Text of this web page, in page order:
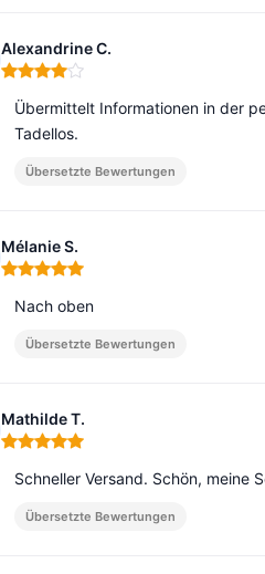
Alexandrine C.
Hinweis: 4 von 5
Übermittelt Informationen in der
Tadellos.
Übersetzte Bewertungen
Mélanie S.
Hinweis: 5 von 5
Nach oben
Übersetzte Bewertungen
Mathilde T.
Hinweis: 5 von 5
Schneller Versand. Schön, meine
Übersetzte Bewertungen